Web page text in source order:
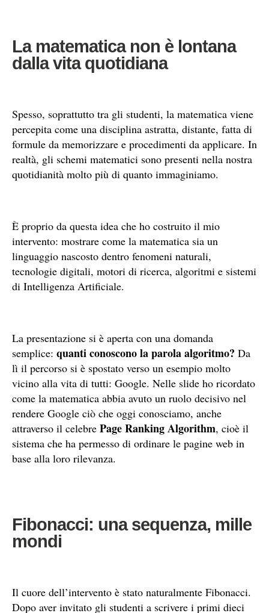
La matematica non è lontana
dalla vita quotidiana
Spesso, soprattutto tra gli studenti, la matematica viene
percepita come una disciplina astratta, distante, fatta di
formule da memorizzare e procedimenti da applicare. In
realtà, gli schemi matematici sono presenti nella nostra
quotidianità molto più di quanto immaginiamo.
È proprio da questa idea che ho costruito il mio
intervento: mostrare come la matematica sia un
linguaggio nascosto dentro fenomeni naturali,
tecnologie digitali, motori di ricerca, algoritmi e sistemi
di Intelligenza Artificiale.
La presentazione si è aperta con una domanda
semplice: quanti conoscono la parola algoritmo? Da
lì il percorso si è spostato verso un esempio molto
vicino alla vita di tutti: Google. Nelle slide ho ricordato
come la matematica abbia avuto un ruolo decisivo nel
rendere Google ciò che oggi conosciamo, anche
attraverso il celebre Page Ranking Algorithm, cioè il
sistema che ha permesso di ordinare le pagine web in
base alla loro rilevanza.
Fibonacci: una sequenza, mille
mondi
Il cuore dell’intervento è stato naturalmente Fibonacci.
Dopo aver invitato gli studenti a scrivere i primi dieci